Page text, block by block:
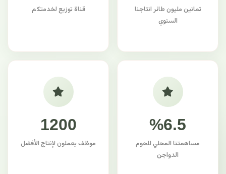
ثمانين مليون طائر انتاجنا
السنوي
قناة توزيع لخدمتكم
%6.5
مساهمتنا المحلي للحوم
الدواجن
1200
موظف يعملون لإنتاج الأفضل